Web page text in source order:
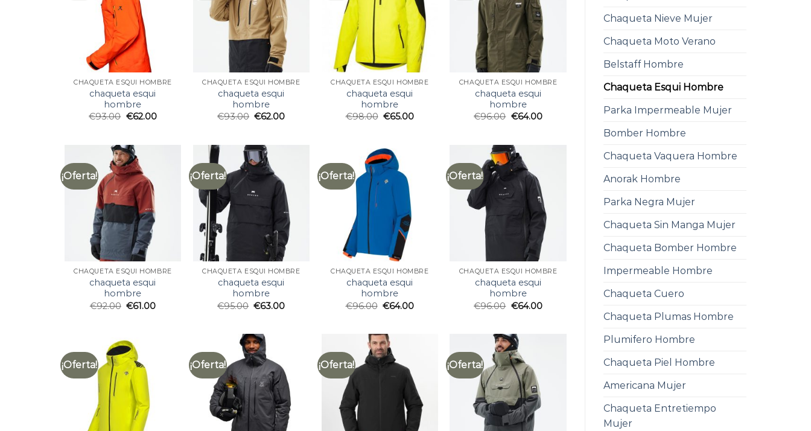
Chaqueta Nieve Mujer
Chaqueta Moto Verano
Belstaff Hombre
Chaqueta Esqui Hombre
Parka Impermeable Mujer
Bomber Hombre
Chaqueta Vaquera Hombre
Anorak Hombre
Parka Negra Mujer
Chaqueta Sin Manga Mujer
Chaqueta Bomber Hombre
Impermeable Hombre
Chaqueta Cuero
Chaqueta Plumas Hombre
Plumifero Hombre
Chaqueta Piel Hombre
Americana Mujer
Chaqueta Entretiempo
Mujer
CHAQUETA ESQUI HOMBRE
chaqueta esqui
hombre
€93.00 €62.00
CHAQUETA ESQUI HOMBRE
chaqueta esqui
hombre
€93.00 €62.00
CHAQUETA ESQUI HOMBRE
chaqueta esqui
hombre
€98.00 €65.00
CHAQUETA ESQUI HOMBRE
chaqueta esqui
hombre
€96.00 €64.00
¡Oferta!
CHAQUETA ESQUI HOMBRE
chaqueta esqui
hombre
€92.00 €61.00
¡Oferta!
CHAQUETA ESQUI HOMBRE
chaqueta esqui
hombre
€95.00 €63.00
¡Oferta!
CHAQUETA ESQUI HOMBRE
chaqueta esqui
hombre
€96.00 €64.00
¡Oferta!
CHAQUETA ESQUI HOMBRE
chaqueta esqui
hombre
€96.00 €64.00
¡Oferta! ¡Oferta! ¡Oferta! ¡Oferta!